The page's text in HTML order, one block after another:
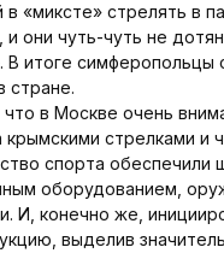
в «миксте» стрелять в
и они чуть-чуть не
В итоге симферопольцы
стране.
в Москве очень
крымскими стрелками и
спорта обеспечили
оборудованием,
И, конечно же,
выделив